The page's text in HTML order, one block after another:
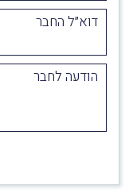
דוא״ל החבר
הודעה לחבר